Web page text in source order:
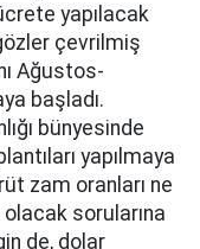
yapılacak
çevrilmiş
Ağustos-
başladı.
bünyesinde
yapılmaya
zam oranları ne
sorularına
de, dolar